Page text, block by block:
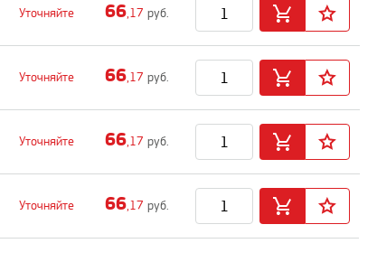
Уточняйте 66,17 руб.
Уточняйте 66,17 руб.
Уточняйте 66,17 руб.
Уточняйте 66,17 руб.